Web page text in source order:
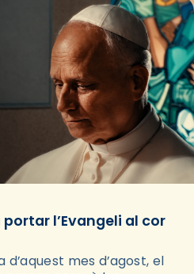
l’Evangeli al cor
d’aquest mes d’agost, el